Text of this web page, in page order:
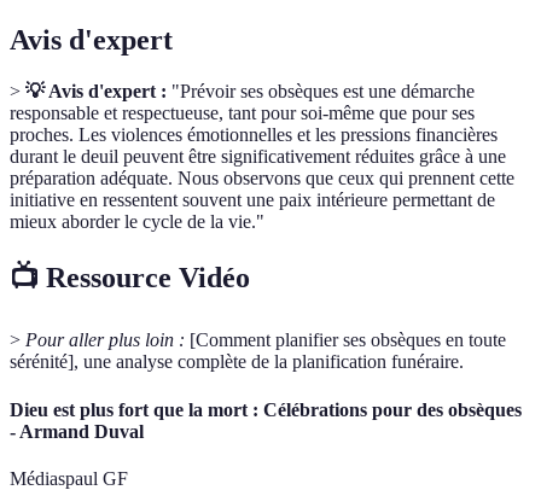
Avis d'expert
> 💡 Avis d'expert : "Prévoir ses obsèques est une démarche
responsable et respectueuse, tant pour soi-même que pour ses
proches. Les violences émotionnelles et les pressions financières
durant le deuil peuvent être significativement réduites grâce à une
préparation adéquate. Nous observons que ceux qui prennent cette
initiative en ressentent souvent une paix intérieure permettant de
mieux aborder le cycle de la vie."
📺 Ressource Vidéo
> Pour aller plus loin : [Comment planifier ses obsèques en toute
sérénité], une analyse complète de la planification funéraire.
Dieu est plus fort que la mort : Célébrations pour des obsèques
- Armand Duval
Médiaspaul GF